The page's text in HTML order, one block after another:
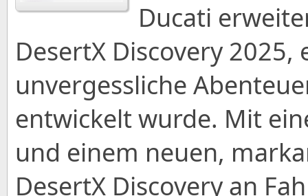
Ducati
DesertX Discovery
unvergessliche
entwickelt wurde. Mit
und einem neuen,
DesertX Discovery an